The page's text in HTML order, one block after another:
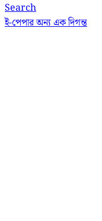
Search
ই-পেপারঅন্য এক দিগন্ত